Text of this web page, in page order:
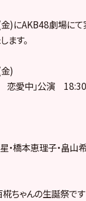
)にAKB48劇場にて
ます。
)
恋愛中」公演
・橋本恵理子・畠山
ちゃんの生誕祭で